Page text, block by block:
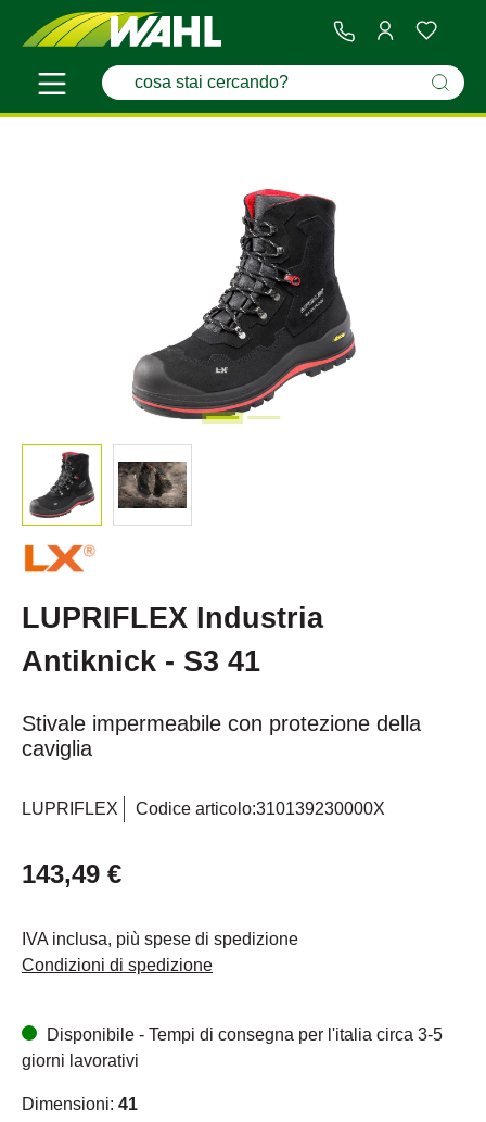
LUPRIFLEX Industria
Antiknick - S3 41
Stivale impermeabile con protezione della
caviglia
LUPRIFLEX Codice articolo:310139230000X
143,49 €
IVA inclusa, più spese di spedizione
Condizioni di spedizione
Disponibile - Tempi di consegna per l'italia circa 3-5
giorni lavorativi
Dimensioni: 41